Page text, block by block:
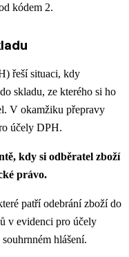
kódem 2.
řeší situaci, kdy
skladu, ze kterého si ho
V okamžiku přepravy
účely DPH.
kdy si odběratel zboží
právo.
patří odebrání zboží do
v evidenci pro účely
hlášení.